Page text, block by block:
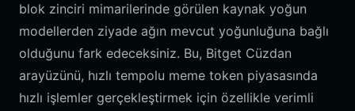
blok zinciri mimarilerinde görülen kaynak yoğun
modellerden ziyade ağın mevcut yoğunluğuna bağlı
olduğunu fark edeceksiniz. Bu, Bitget Cüzdan
arayüzünü, hızlı tempolu meme token piyasasında
hızlı işlemler gerçekleştirmek için özellikle verimli